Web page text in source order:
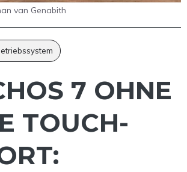
van Genabith
7 OHNE
TOUCH-